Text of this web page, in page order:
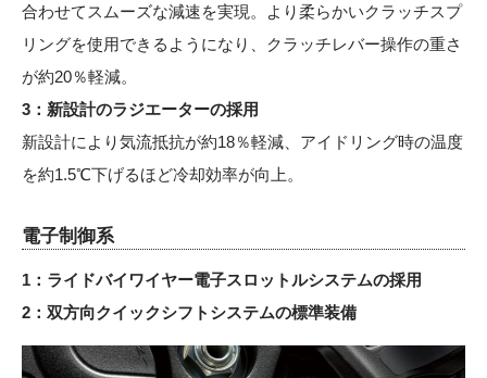
合わせてスムーズな減速を実現。より柔らかいクラッチスプ
リングを使用できるようになり、クラッチレバー操作の重さ
が約20％軽減。
3：新設計のラジエーターの採用
新設計により気流抵抗が約18％軽減、アイドリング時の温度
を約1.5℃下げるほど冷却効率が向上。
電子制御系
1：ライドバイワイヤー電子スロットルシステムの採用
2：双方向クイックシフトシステムの標準装備